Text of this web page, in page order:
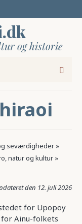
og historie
seværdigheder »
natur og kultur »
12. juli 2026
for Upopoy
for Ainu-folkets